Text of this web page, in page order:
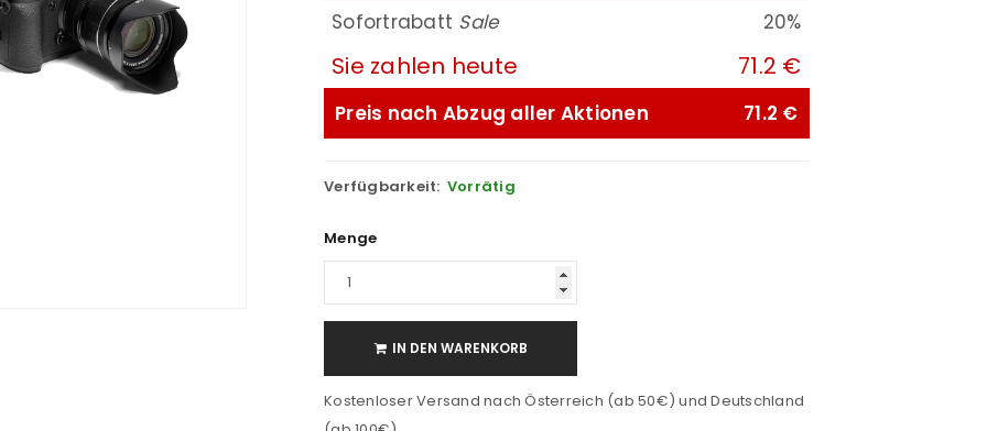
Sofortrabatt Sale 20%
Sie zahlen heute 71.2 €
Preis nach Abzug aller Aktionen 71.2 €
Verfügbarkeit: Vorrätig
Menge
IN DEN WARENKORB
Kostenloser Versand nach Österreich (ab 50€) und Deutschland